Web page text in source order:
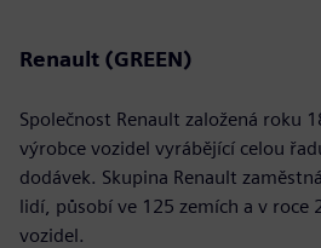
Renault (GREEN)
Společnost Renault založená roku
výrobce vozidel vyrábějící celou
dodávek. Skupina Renault
lidí, působí ve 125 zemích a v roce
vozidel.